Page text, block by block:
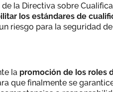
la Directiva sobre
los estándares de
riesgo para la seguridad
la promoción de los roles
que finalmente se